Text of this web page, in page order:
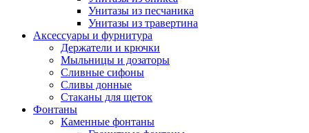
Унитазы из песчаника
Унитазы из травертина
Аксессуары и фурнитура
Держатели и крючки
Мыльницы и дозаторы
Сливные сифоны
Сливы донные
Стаканы для щеток
Фонтаны
Каменные фонтаны